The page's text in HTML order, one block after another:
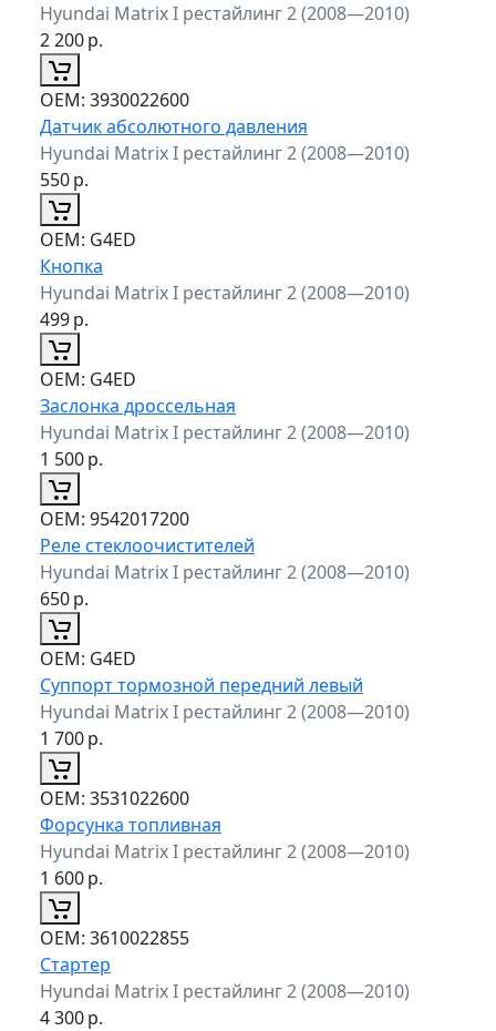
Hyundai Matrix I рестайлинг 2 (2008—2010)
2 200р.
ОЕМ: 3930022600
Датчик абсолютного давления
Hyundai Matrix I рестайлинг 2 (2008—2010)
550р.
ОЕМ: G4ED
Кнопка
Hyundai Matrix I рестайлинг 2 (2008—2010)
499р.
ОЕМ: G4ED
Заслонка дроссельная
Hyundai Matrix I рестайлинг 2 (2008—2010)
1 500р.
ОЕМ: 9542017200
Реле стеклоочистителей
Hyundai Matrix I рестайлинг 2 (2008—2010)
650р.
ОЕМ: G4ED
Суппорт тормозной передний левый
Hyundai Matrix I рестайлинг 2 (2008—2010)
1 700р.
ОЕМ: 3531022600
Форсунка топливная
Hyundai Matrix I рестайлинг 2 (2008—2010)
1 600р.
ОЕМ: 3610022855
Стартер
Hyundai Matrix I рестайлинг 2 (2008—2010)
4 300р.